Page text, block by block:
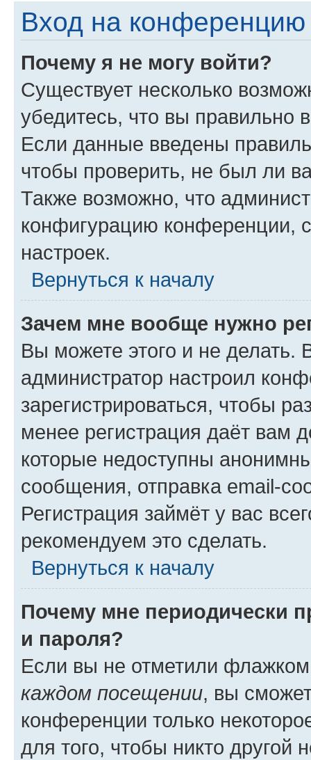
Вход на конференцию
Почему я не могу войти?
Существует несколько
убедитесь, что вы правильно
Если данные введены
чтобы проверить, не был ли
Также возможно, что
конфигурацию конференции,
настроек.
Вернуться к началу
Зачем мне вообще нужно
Вы можете этого и не делать.
администратор настроил
зарегистрироваться, чтобы
менее регистрация даёт вам
которые недоступны
сообщения, отправка email-
Регистрация займёт у вас
рекомендуем это сделать.
Вернуться к началу
Почему мне периодически
и пароля?
Если вы не отметили
каждом посещении, вы
конференции только
для того, чтобы никто другой